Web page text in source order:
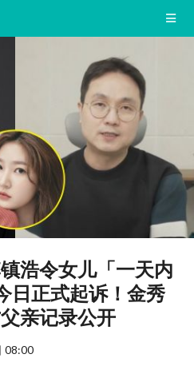
浩令女儿「一天内
日正式起诉！金秀
亲记录公开
08:00